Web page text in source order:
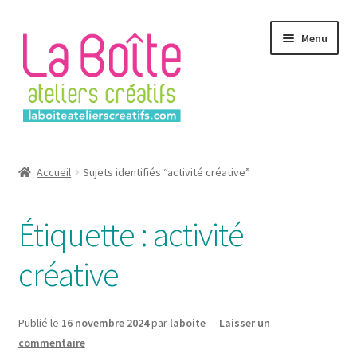
la
navigation
contenu
Menu
Login
Password Reset
Register
Accueil Sujets identifiés “activité créative”
Étiquette : activité
créative
Publié le 16 novembre 2024par laboite— Laisser un
commentaire